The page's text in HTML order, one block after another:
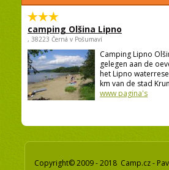
camping Olšina Lipno
, 38223 Černá v Pošumaví
Camping Lipno
gelegen aan de
het Lipno
km van de stad
www pagina's
Copyright© 2009 - 2018 Camp.cz -